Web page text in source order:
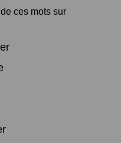
de ces mots sur